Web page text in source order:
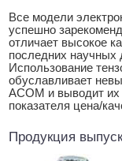
Все модели
успешно
отличает высокое
последних научных
Использование
обуславливает
ACOM и выводит
показателя цена/
Продукция